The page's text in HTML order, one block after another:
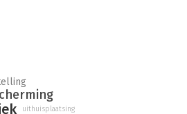
van zijn publicaties die in de
verschenen in Nederlandse en
en bundels. De rode draad door
uithuisplaatsing